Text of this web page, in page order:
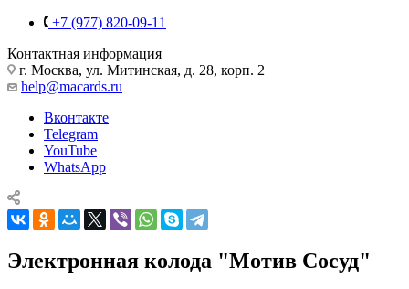
+7 (977) 820-09-11
Контактная информация
г. Москва, ул. Митинская, д. 28, корп. 2
help@macards.ru
Вконтакте
Telegram
YouTube
WhatsApp
Электронная колода "Мотив Сосуд"